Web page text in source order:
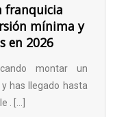
franquicia
mínima y
en 2026
montar un
has llegado hasta
. [...]